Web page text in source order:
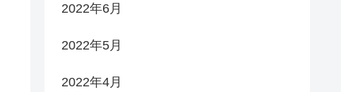
2022年6月
2022年5月
2022年4月